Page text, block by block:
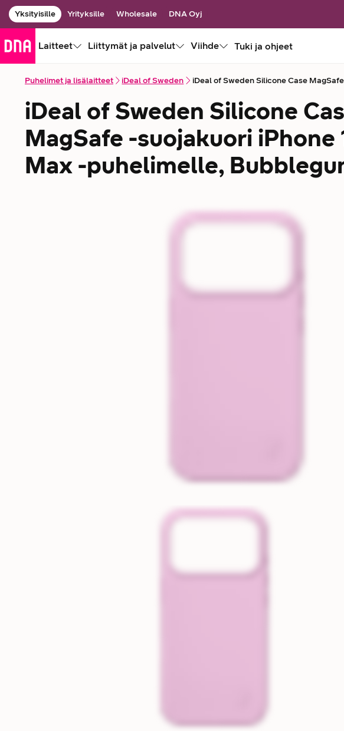
Yksityisille Yrityksille Wholesale DNA Oyj
Laitteet Liittymät ja palvelut Viihde Tuki ja ohjeet
Puhelimet ja lisälaitteet iDeal of Sweden iDeal of Sweden Silicone Case
iDeal of Sweden Silicone
MagSafe -suojakuori iPhone
Max -puhelimelle,